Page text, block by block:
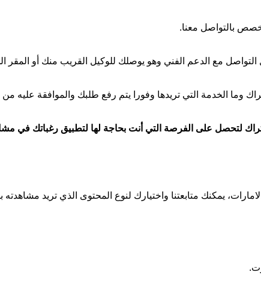
بالتواصل معنا.
التواصل مع الدعم الفني وهو يوصلك للوكيل القريب منك أو
وما الخدمة التي تريدها وفورا يتم رفع طلبك والموافقة
لتحصل على الفرصة التي أنت بحاجة لها لتطبيق رغباتك في
يمكنك متابعتنا واختيارك لنوع المحتوى الذي تريد